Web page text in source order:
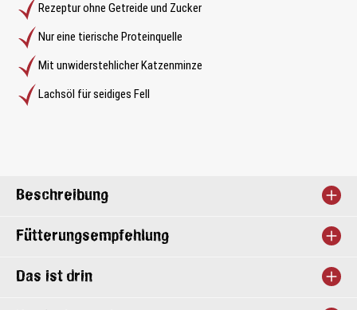
Rezeptur ohne Getreide und Zucker
Nur eine tierische Proteinquelle
Mit unwiderstehlicher Katzenminze
Lachsöl für seidiges Fell
Beschreibung
Fütterungsempfehlung
Das ist drin